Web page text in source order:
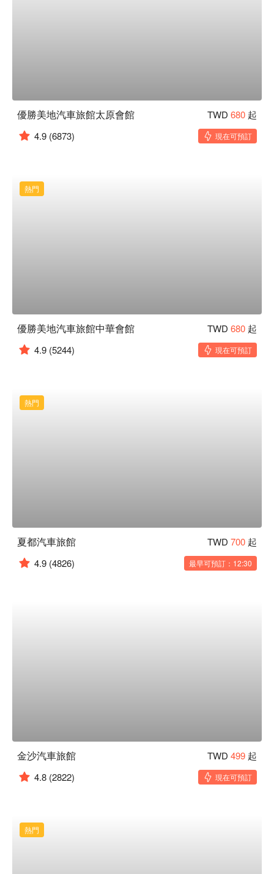
優勝美地汽車旅館太原會館 TWD 680 起
4.9 (6873) 現在可預訂
熱門
優勝美地汽車旅館中華會館 TWD 680 起
4.9 (5244) 現在可預訂
熱門
夏都汽車旅館 TWD 700 起
4.9 (4826) 最早可預訂：12:30
金沙汽車旅館 TWD 499 起
4.8 (2822) 現在可預訂
熱門